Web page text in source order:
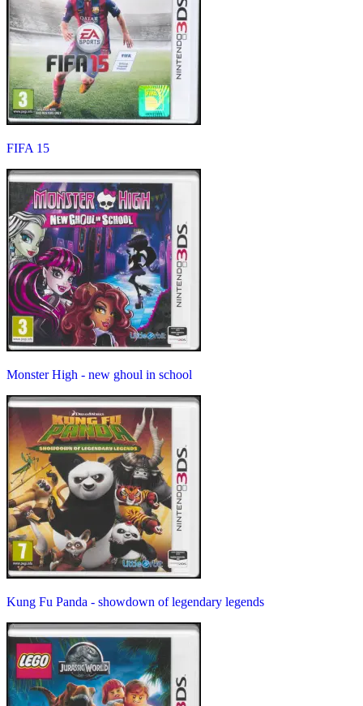
FIFA 15
Monster High - new ghoul in school
Kung Fu Panda - showdown of legendary legends